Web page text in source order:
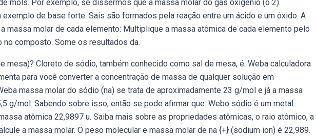
mols. Por exemplo, se dissermos que a massa molar do gás oxigênio (o 2).
de base forte. Sais são formados pela reação entre um ácido e um óxido. A
massa molar de cada elemento: Multiplique a massa atômica de cada elemento pelo
composto. Some os resultados da.
mesa)? Cloreto de sódio, também conhecido como sal de mesa, é. Weba calculadora
para você converter a concentração de massa de qualquer solução em
massa molar do sódio (na) se trata de aproximadamente 23 g/mol e já a massa
g/mol. Sabendo sobre isso, então se pode afirmar que. Webo sódio é um metal
atômica 22,9897 u. Saiba mais sobre as propriedades atômicas, o raio atômico, a
a massa molar. O peso molecular e massa molar de na {+} (sodium ion) é 22,989.